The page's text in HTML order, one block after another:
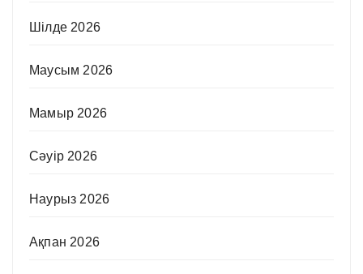
Шілде 2026
Маусым 2026
Мамыр 2026
Сәуір 2026
Наурыз 2026
Ақпан 2026